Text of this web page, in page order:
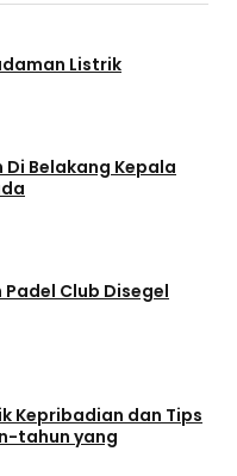
Listrik
Belakang Kepala
Club Disegel
Kepribadian dan Tips
tahun yang